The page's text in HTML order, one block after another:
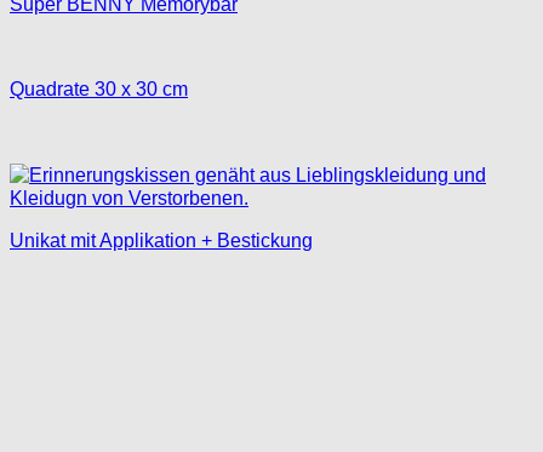
Quadrate 30 x 30 cm
Unikat mit Applikation + Bestickung